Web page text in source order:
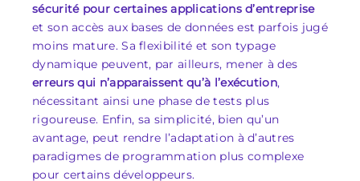
sécurité pour certaines applications d’entreprise
et son accès aux bases de données est parfois jugé
moins mature. Sa flexibilité et son typage
dynamique peuvent, par ailleurs, mener à des
erreurs qui n’apparaissent qu’à l’exécution,
nécessitant ainsi une phase de tests plus
rigoureuse. Enfin, sa simplicité, bien qu’un
avantage, peut rendre l’adaptation à d’autres
paradigmes de programmation plus complexe
pour certains développeurs.